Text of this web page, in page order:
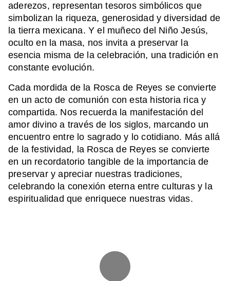
aderezos, representan tesoros simbólicos que
simbolizan la riqueza, generosidad y diversidad de
la tierra mexicana. Y el muñeco del Niño Jesús,
oculto en la masa, nos invita a preservar la
esencia misma de la celebración, una tradición en
constante evolución.
Cada mordida de la Rosca de Reyes se convierte
en un acto de comunión con esta historia rica y
compartida. Nos recuerda la manifestación del
amor divino a través de los siglos, marcando un
encuentro entre lo sagrado y lo cotidiano. Más allá
de la festividad, la Rosca de Reyes se convierte
en un recordatorio tangible de la importancia de
preservar y apreciar nuestras tradiciones,
celebrando la conexión eterna entre culturas y la
espiritualidad que enriquece nuestras vidas.